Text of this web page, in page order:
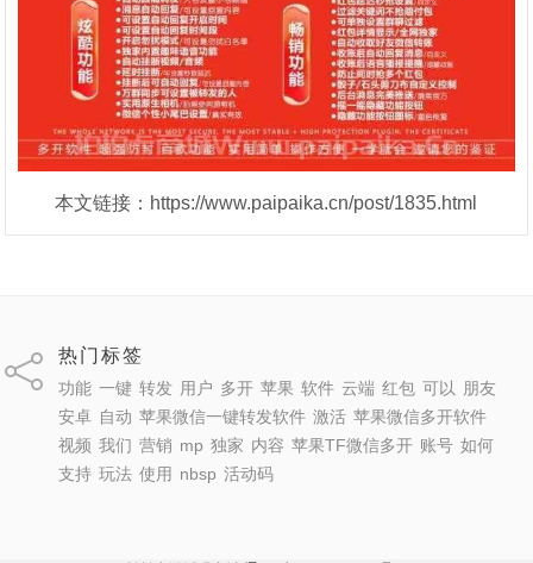
本文链接：https://www.paipaika.cn/post/1835.html
热门标签
功能 一键 转发 用户 多开 苹果 软件 云端 红包 可以 朋友
安卓 自动 苹果微信一键转发软件 激活 苹果微信多开软件
视频 我们 营销 mp 独家 内容 苹果TF微信多开 账号 如何
支持 玩法 使用 nbsp 活动码